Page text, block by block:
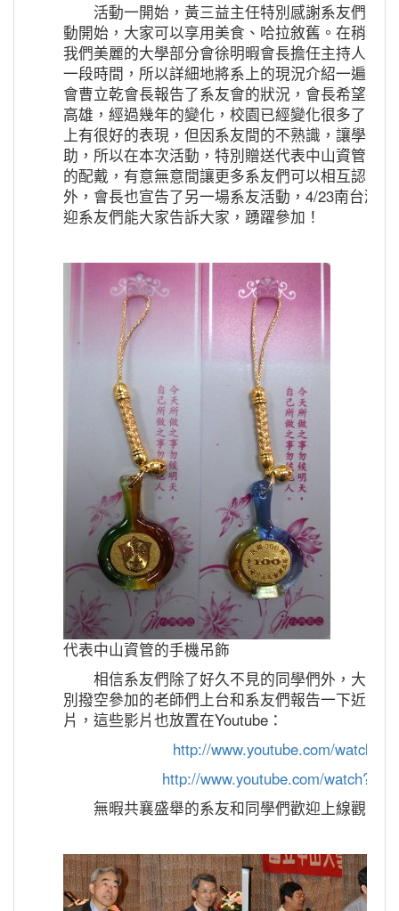
活動一開始，黃三益主任特別感謝系友們的支
動開始，大家可以享用美食、哈拉敘舊。在稍稍
我們美麗的大學部分會徐明暇會長擔任主持人，
一段時間，所以詳細地將系上的現況介紹一遍，
會曹立乾會長報告了系友會的狀況，會長希望在
高雄，經過幾年的變化，校園已經變化很多了，
上有很好的表現，但因系友間的不熟識，讓學長
助，所以在本次活動，特別贈送代表中山資管的
的配戴，有意無意間讓更多系友們可以相互認識
外，會長也宣告了另一場系友活動，4/23南台灣
迎系友們能大家告訴大家，踴躍參加！
代表中山資管的手機吊飾
相信系友們除了好久不見的同學們外，大家最
別撥空參加的老師們上台和系友們報告一下近況
片，這些影片也放置在Youtube：
http://www.youtube.com/
http://www.youtube.com/
無暇共襄盛舉的系友和同學們歡迎上線觀賞。